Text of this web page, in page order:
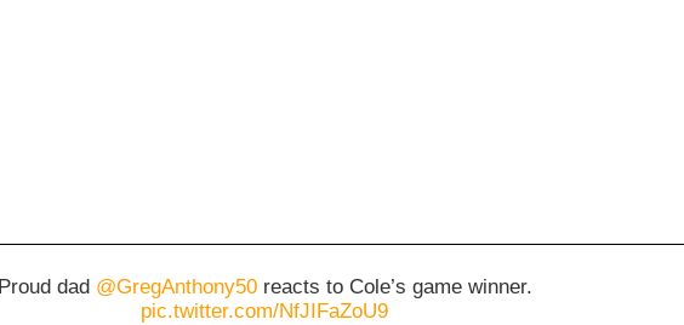
Proud dad @GregAnthony50reacts to Cole’s game winner.
pic.twitter.com/NfJIFaZoU9